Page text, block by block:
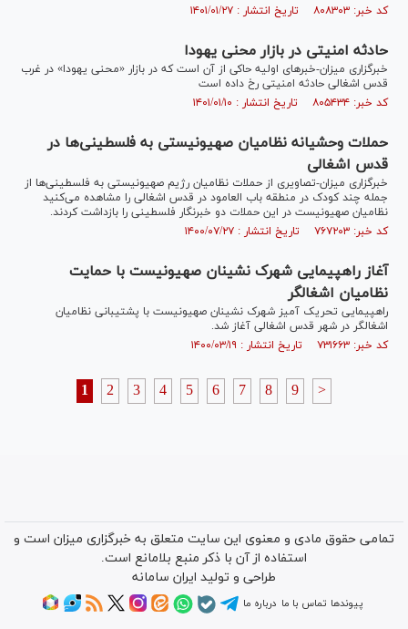
کد خبر: ۸۰۸۳۰۳ تاریخ انتشار : ۱۴۰۱/۰۱/۲۷
حادثه امنیتی در بازار محنی یهودا
خبرگزاری میزان-خبر‌های اولیه حاکی از آن است که در بازار «محنی یهودا» در غرب
قدس اشغالی حادثه امنیتی رخ داده است
کد خبر: ۸۰۵۴۳۴ تاریخ انتشار : ۱۴۰۱/۰۱/۱۰
حملات وحشیانه نظامیان صهیونیستی به فلسطینی‌ها در
قدس اشغالی
خبرگزاری میزان-تصاویری از حملات نظامیان رژیم صهیونیستی به فلسطینی‌ها از
جمله چند کودک در منطقه باب العامود در قدس اشغالی را مشاهده می‌کنید
نظامیان صهیونیست در این حملات دو خبرنگار فلسطینی را بازداشت کردند.
کد خبر: ۷۶۷۲۰۳ تاریخ انتشار : ۱۴۰۰/۰۷/۲۷
آغاز راهپیمایی شهرک نشینان صهیونیست با حمایت
نظامیان اشغالگر
راهپیمایی تحریک آمیز شهرک نشینان صهیونیست با پشتیبانی نظامیان
اشغالگر در شهر قدس اشغالی آغاز شد.
کد خبر: ۷۳۱۶۶۳ تاریخ انتشار : ۱۴۰۰/۰۳/۱۹
1 2 3 4 5 6 7 8 9 >
تمامی حقوق مادی و معنوی این سایت متعلق به خبرگزاری میزان است و
استفاده از آن با ذکر منبع بلامانع است.
طراحی و تولید ایران سامانه
پیوندها تماس با ما درباره ما